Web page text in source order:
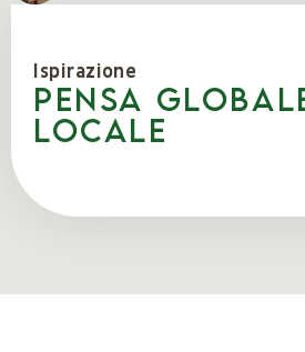
Ispirazione
Pensa
locale